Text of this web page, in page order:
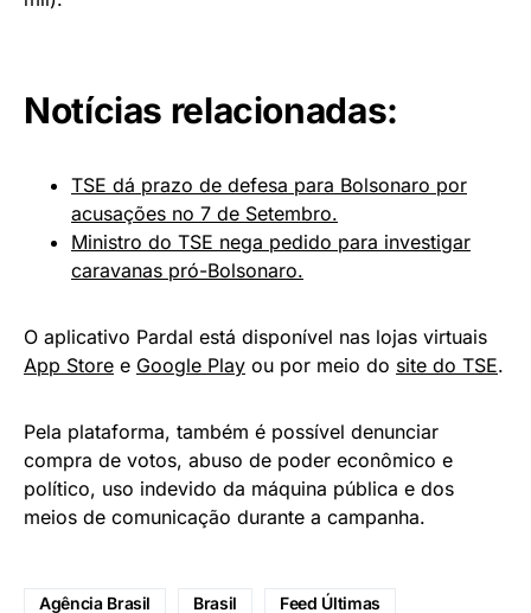
Notícias relacionadas:
TSE dá prazo de defesa para Bolsonaro por
acusações no 7 de Setembro.
Ministro do TSE nega pedido para investigar
caravanas pró-Bolsonaro.
O aplicativo Pardal está disponível nas lojas virtuais
App Store e Google Play ou por meio do site do TSE.
Pela plataforma, também é possível denunciar
compra de votos, abuso de poder econômico e
político, uso indevido da máquina pública e dos
meios de comunicação durante a campanha.
Agência Brasil Brasil Feed Últimas